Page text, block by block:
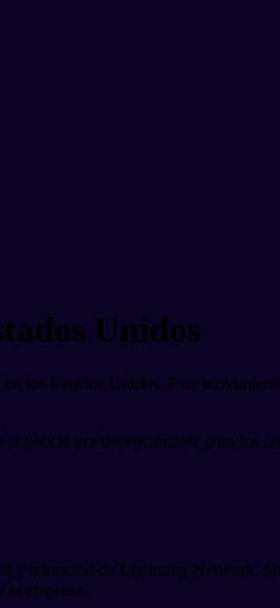
Unidos
los Estados Unidos. Este
era decepcionante para los
y adopción de Lightning Network.
la empresa.